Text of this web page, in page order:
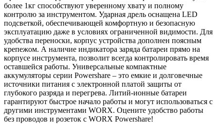
более 1кг способствуют уверенному хвату и полному
контролю за инструментом. Ударная дрель оснащена LED
подсветкой, обеспечивающей комфортную и безопасную
эксплуатацию даже в условиях ограниченной видимости. Для
удобства переноски, корпус устройства дополнен поясным
крепежом. А наличие индикатора заряда батареи прямо на
корпусе инструмента, позволит всегда контролировать время
оставшейся работы. Универсальные компактные
аккумуляторы серии Powershare – это емкие и долговечные
источники питания с электронной платой защиты от
глубокого разряда и перегрева. Литий-ионные батареи
гарантируют быстрое начало работы и могут использоваться с
другими инструментами WORX. Оцените удобство работы
без проводов и розеток с WORX Powershare!